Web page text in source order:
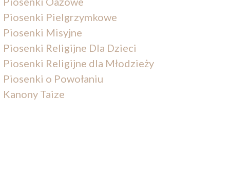
Piosenki Pielgrzymkowe
Piosenki Misyjne
Piosenki Religijne Dla Dzieci
Piosenki Religijne dla Młodzieży
Piosenki o Powołaniu
Kanony Taize